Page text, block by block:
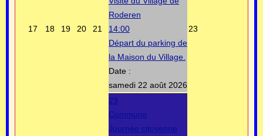
17 18 19 20 21
Roderen
14:00
Départ du parking de
la Maison du Village.
Date :
samedi 22 août 2026
23
29
Commune
Journée citoyenne